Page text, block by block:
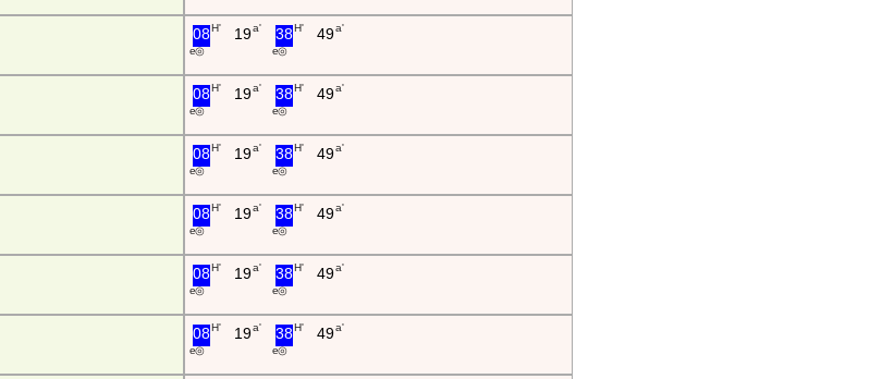
08H'
e ◎
19a' 38H'
e ◎
49a'
08H'
e ◎
19a' 38H'
e ◎
49a'
08H'
e ◎
19a' 38H'
e ◎
49a'
08H'
e ◎
19a' 38H'
e ◎
49a'
08H'
e ◎
19a' 38H'
e ◎
49a'
08H'
e ◎
19a' 38H'
e ◎
49a'